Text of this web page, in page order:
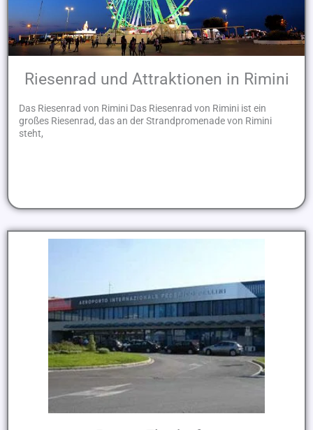
Riesenrad und Attraktionen in Rimini
Das Riesenrad von Rimini Das Riesenrad von Rimini ist ein
großes Riesenrad, das an der Strandpromenade von Rimini
steht,